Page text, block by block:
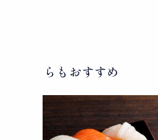
こちらもおすすめ